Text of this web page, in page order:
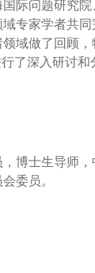
际问题研究院
专家学者共
域做了回顾
了深入研讨和
博士生导师，
委员。